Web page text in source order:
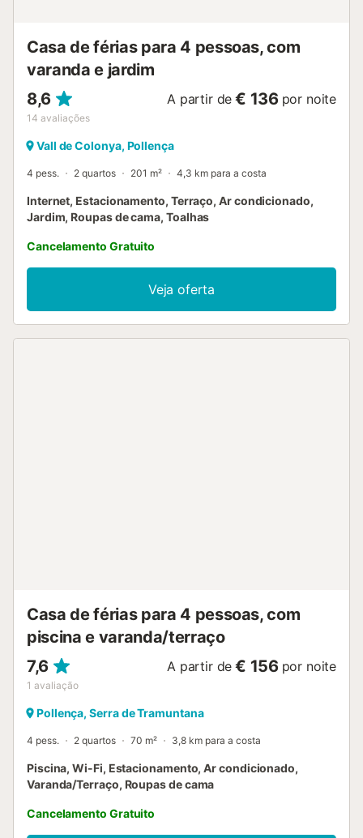
Casa de férias para 4 pessoas, com
varanda e jardim
8,6
14 avaliações
A partir de € 136 por noite
Vall de Colonya, Pollença
4 pess. 2 quartos 201 m² 4,3 km para a costa
Internet, Estacionamento, Terraço, Ar condicionado,
Jardim, Roupas de cama, Toalhas
Cancelamento Gratuito
Veja oferta
Casa de férias para 4 pessoas, com
piscina e varanda/terraço
7,6
1 avaliação
A partir de € 156 por noite
Pollença, Serra de Tramuntana
4 pess. 2 quartos 70 m² 3,8 km para a costa
Piscina, Wi-Fi, Estacionamento, Ar condicionado,
Varanda/Terraço, Roupas de cama
Cancelamento Gratuito